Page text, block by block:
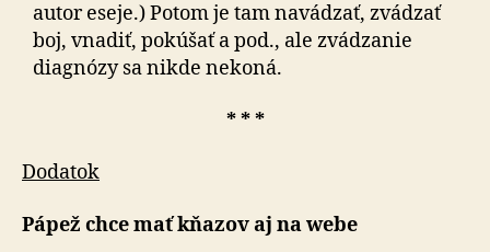
autor eseje.) Potom je tam navádzať, zvádzať
boj, vnadiť, pokúšať a pod., ale zvádzanie
diagnózy sa nikde nekoná.
* * *
Dodatok
Pápež chce mať kňazov aj na webe